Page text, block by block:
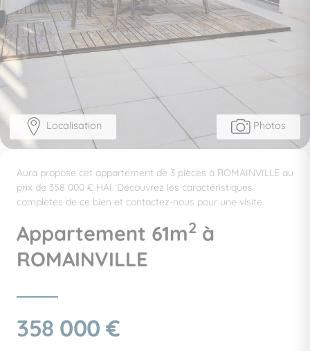
Photos
Localisation
Aura propose cet appartement de 3 pièces à ROMAINVILLE au
prix de 358 000 € HAI. Découvrez les caractéristiques
complètes de ce bien et contactez-nous pour une visite.
Appartement 61m2 à
ROMAINVILLE
358 000 €